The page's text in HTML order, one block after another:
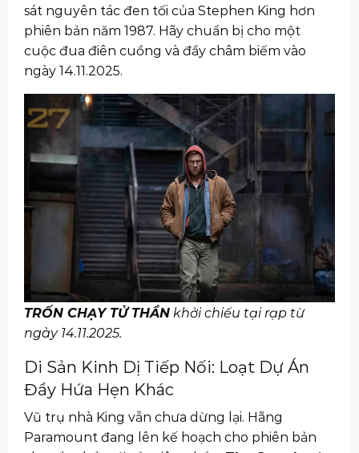
sát nguyên tác đen tối của Stephen King hơn
phiên bản năm 1987. Hãy chuẩn bị cho một
cuộc đua điên cuồng và đầy châm biếm vào
ngày 14.11.2025.
TRỐN CHẠY TỬ THẦN khởi chiếu tại rạp từ
ngày 14.11.2025.
Di Sản Kinh Dị Tiếp Nối: Loạt Dự Án
Đầy Hứa Hẹn Khác
Vũ trụ nhà King vẫn chưa dừng lại. Hãng
Paramount đang lên kế hoạch cho phiên bản